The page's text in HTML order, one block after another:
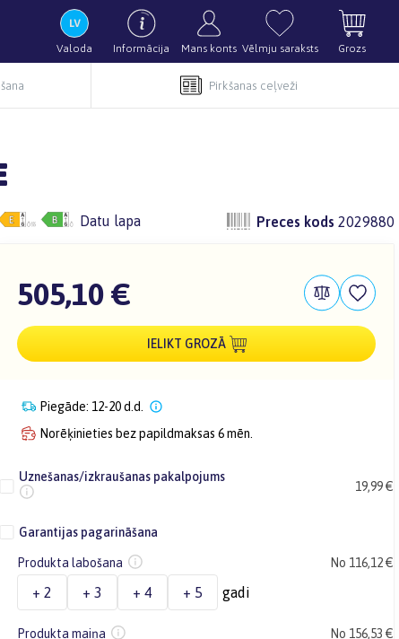
Valoda Informācija Mans konts Vēlmju saraksts Grozs
Pirkšanas ceļveži
Datu lapa Preces kods 2029880
505,10 €
IELIKT GROZĀ
Piegāde: 12-20 d.d.
Norēķinieties bez papildmaksas 6 mēn.
Uznešanas/izkraušanas pakalpojums
19,99 €
Garantijas pagarināšana
Produkta labošana No 116,12 €
+ 2 + 3 + 4 + 5 gadi
Produkta maiņa No 156,53 €